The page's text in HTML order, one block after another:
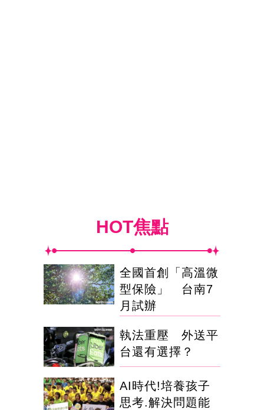
HOT焦點
全國首創「高溫微
型保險」 台南7
月試辦
執法重壓 外送平
台還有選擇？
AI時代!培養孩子
思考.解決問題能